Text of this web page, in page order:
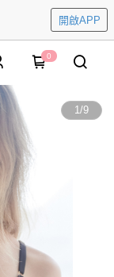
開啟APP
0
1/9